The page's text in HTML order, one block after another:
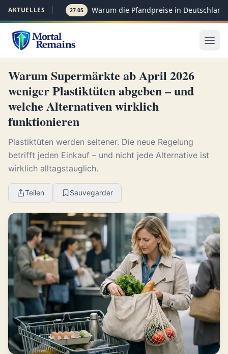
AKTUELLES 27.05 Warum die Pfandpreise in
Warum Supermärkte ab April 2026
weniger Plastiktüten abgeben – und
welche Alternativen wirklich
funktionieren
Plastiktüten werden seltener. Die neue Regelung
betrifft jeden Einkauf – und nicht jede Alternative ist
wirklich alltagstauglich.
Teilen Sauvegarder